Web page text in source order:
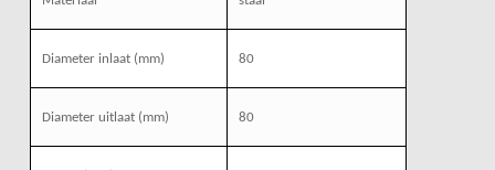
Diameter inlaat (mm) 80
Diameter uitlaat (mm) 80